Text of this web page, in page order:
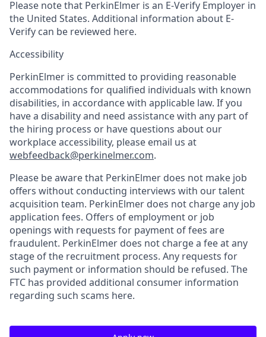
Please note that PerkinElmer is an E-Verify Employer in
the United States. Additional information about E-
Verify can be reviewed here.
Accessibility
PerkinElmer is committed to providing reasonable
accommodations for qualified individuals with known
disabilities, in accordance with applicable law. If you
have a disability and need assistance with any part of
the hiring process or have questions about our
workplace accessibility, please email us at
webfeedback@perkinelmer.com.
Please be aware that PerkinElmer does not make job
offers without conducting interviews with our talent
acquisition team. PerkinElmer does not charge any job
application fees. Offers of employment or job
openings with requests for payment of fees are
fraudulent. PerkinElmer does not charge a fee at any
stage of the recruitment process. Any requests for
such payment or information should be refused. The
FTC has provided additional consumer information
regarding such scams here.